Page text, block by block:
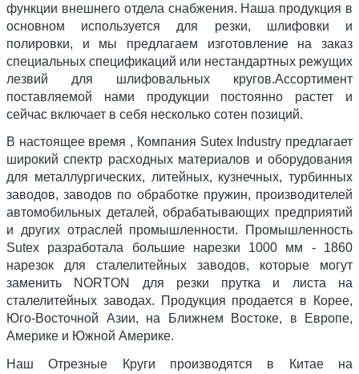
функции внешнего отдела снабжения. Наша продукция в
основном используется для резки, шлифовки и
полировки, и мы предлагаем изготовление на заказ
специальных спецификаций или нестандартных режущих
лезвий для шлифовальных кругов.Ассортимент
поставляемой нами продукции постоянно растет и
сейчас включает в себя несколько сотен позиций.
В настоящее время , Компания Sutex Industry предлагает
широкий спектр расходных материалов и оборудования
для металлургических, литейных, кузнечных, турбинных
заводов, заводов по обработке пружин, производителей
автомобильных деталей, обрабатывающих предприятий
и других отраслей промышленности. Промышленность
Sutex разработала большие нарезки 1000 мм - 1860
нарезок для сталелитейных заводов, которые могут
заменить NORTON для резки прутка и листа на
сталелитейных заводах. Продукция продается в Корее,
Юго-Восточной Азии, на Ближнем Востоке, в Европе,
Америке и Южной Америке.
Наш Отрезные Круги производятся в Китае на